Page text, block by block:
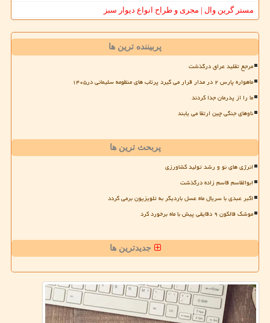
مستر گرین وال | مجری و طراح انواع دیوار سبز
پربیننده ترین ها
مرجع تقلید عراق درگذشت
ماهواره پارس ۲ در مدار قرار می گیرد پرتاب های منظومه سلیمانی در۱۴۰۵
ما را از پدرمان جدا کردند
ناوهای جنگی چین ارتقا می یابند
پربحث ترین ها
انرژی های نو و رشد تولید کشاورزی
ابوالقاسم قاسم زاده درگذشت
اکبر عبدی با سریال ماه عسل باردیگر به تلویزیون برمی گردد
موشک فالکون ۹ دقایقی پیش با ماه برخورد کرد
جدیدترین ها